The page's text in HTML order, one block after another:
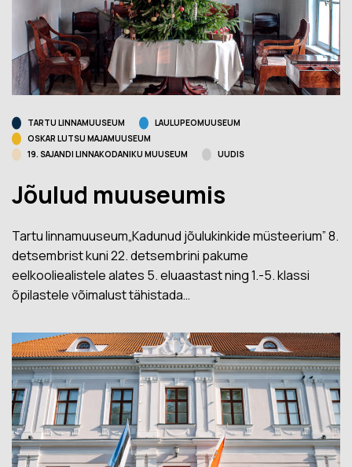
TARTU LINNAMUUSEUM
LAULUPEOMUUSEUM
OSKAR LUTSU MAJAMUUSEUM
19. SAJANDI LINNAKODANIKU MUUSEUM
UUDIS
Jõulud muuseumis
Tartu linnamuuseum„Kadunud jõulukinkide müsteerium” 8.
detsembrist kuni 22. detsembrini pakume
eelkooliealistele alates 5. eluaastast ning 1.-5. klassi
õpilastele võimalust tähistada…